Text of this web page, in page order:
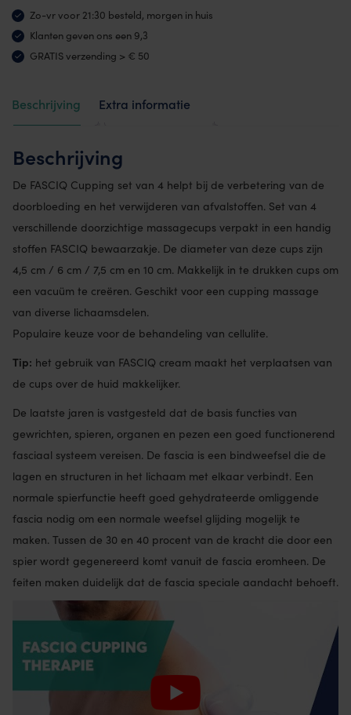
4
aantal
Zo-vr voor 21:30 besteld, morgen in huis
Klanten geven ons een 9,3
GRATIS verzending > € 50
Beschrijving
Extra informatie
Beschrijving
De FASCIQ Cupping set van 4 helpt bij de verbetering van de
doorbloeding en het verwijderen van afvalstoffen. Set van 4
verschillende doorzichtige massagecups verpakt in een handig
stoffen FASCIQ bewaarzakje. De diameter van deze cups zijn
4,5 cm / 6 cm / 7,5 cm en 10 cm. Makkelijk in te drukken cups om
een vacuüm te creëren. Geschikt voor een cupping massage
van diverse lichaamsdelen.
Populaire keuze voor de behandeling van cellulite.
Tip: het gebruik van FASCIQ cream maakt het verplaatsen van
de cups over de huid makkelijker.
De laatste jaren is vastgesteld dat de basis functies van
gewrichten, spieren, organen en pezen een goed functionerend
fasciaal systeem vereisen. De fascia is een bindweefsel die de
lagen en structuren in het lichaam met elkaar verbindt. Een
normale spierfunctie heeft goed gehydrateerde omliggende
fascia nodig om een normale weefsel glijding mogelijk te
maken. Tussen de 30 en 40 procent van de kracht die door een
spier wordt gegenereerd komt vanuit de fascia eromheen. De
feiten maken duidelijk dat de fascia speciale aandacht behoeft.